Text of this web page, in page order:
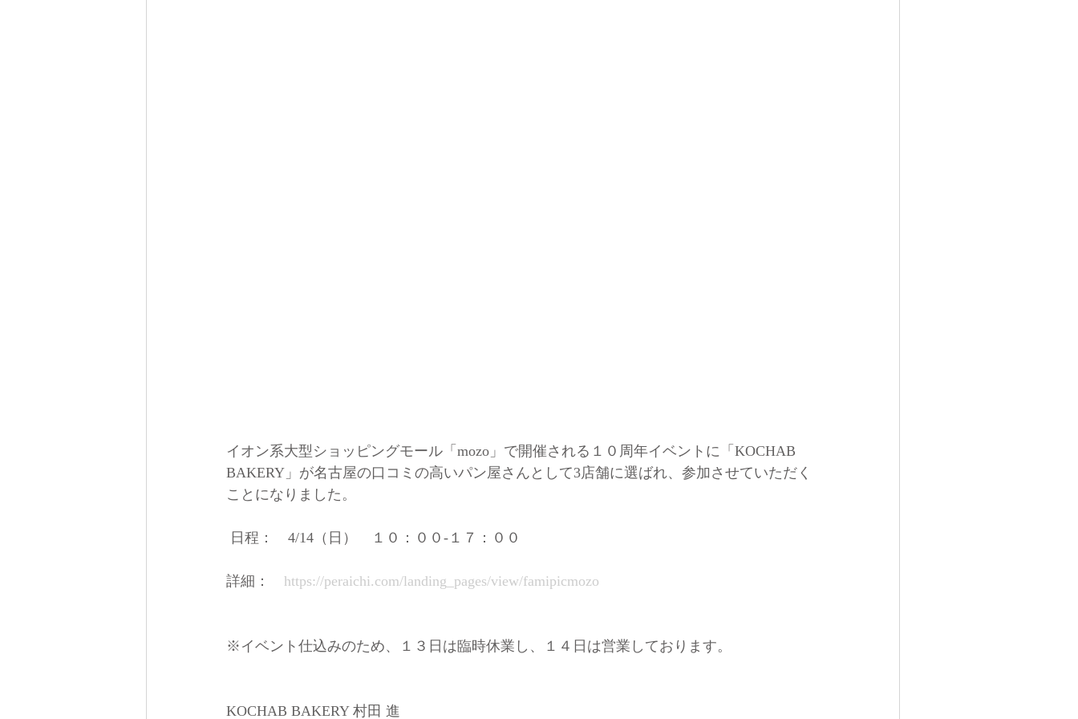
イオン系大型ショッピングモール「mozo」で開催される１０周年イベントに「KOCHAB
BAKERY」が名古屋の口コミの高いパン屋さんとして3店舗に選ばれ、参加させていただく
ことになりました。
日程：　4/14（日）　１０：００-１７：００
詳細： https://peraichi.com/landing_pages/view/famipicmozo
※イベント仕込みのため、１３日は臨時休業し、１４日は営業しております。
KOCHAB BAKERY 村田 進